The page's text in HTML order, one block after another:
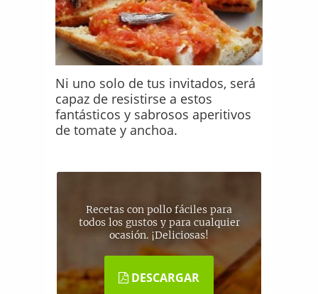
Ni uno solo de tus invitados, será
capaz de resistirse a estos
fantásticos y sabrosos aperitivos
de tomate y anchoa.
Recetas con pollo fáciles para
todos los gustos y para cualquier
ocasión. ¡Deliciosas!
DESCARGAR